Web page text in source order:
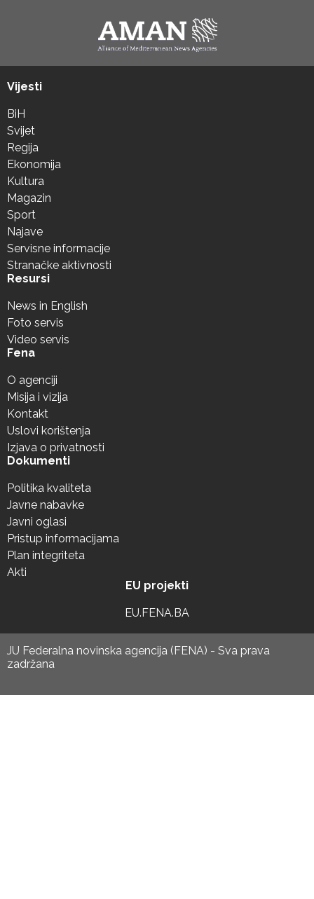
Vijesti
BiH
Svijet
Regija
Ekonomija
Kultura
Magazin
Sport
Najave
Servisne informacije
Stranačke aktivnosti
Resursi
News in English
Foto servis
Video servis
Fena
O agenciji
Misija i vizija
Kontakt
Uslovi korištenja
Izjava o privatnosti
Dokumenti
Politika kvaliteta
Javne nabavke
Javni oglasi
Pristup informacijama
Plan integriteta
Akti
EU projekti
EU.FENA.BA
JU Federalna novinska agencija (FENA) - Sva prava
zadržana